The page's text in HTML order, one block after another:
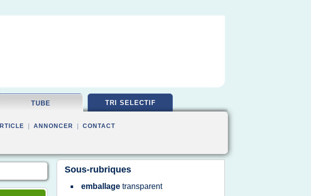
TUBE TRI SELECTIF
ANNONCER CONTACT
Sous-rubriques
emballage transparent